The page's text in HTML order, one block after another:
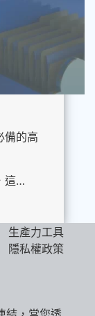
備的高
這…
生產力工具
隱私權政策